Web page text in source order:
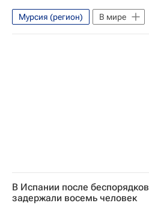
Мурсия (регион) В мире
В Испании после беспорядков
задержали восемь человек